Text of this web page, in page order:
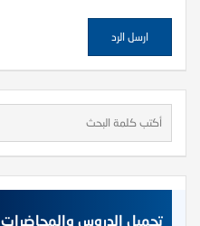
تحميل الدروس والمحاضرات